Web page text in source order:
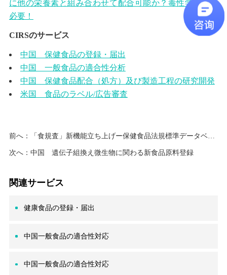
に他の栄養素と組み合わせて配合可能か？毒性学試験は
必要！
CIRSのサービス
中国 保健食品の登録・届出
中国 一般食品の適合性分析
中国 保健食品配合（処方）及び製造工程の研究開発
米国 食品のラベル/広告審査
前へ： 「食規査」新機能立ち上げー保健食品法規標準データベース 法規制を楽に検索
次へ： 中国 遺伝子組換え微生物に関わる新食品原料登録
関連サービス
健康食品の登録・届出
中国一般食品の適合性対応
中国一般食品の適合性対応